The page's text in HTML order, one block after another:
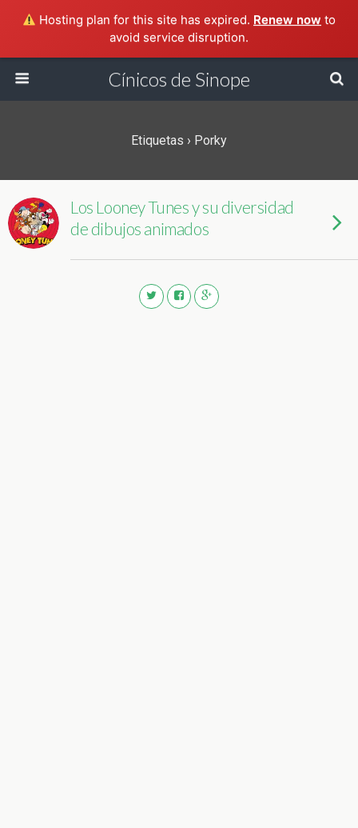
Hosting plan for this site has expired. Renew now to
avoid service disruption.
Cínicos de Sinope
Etiquetas › Porky
Los Looney Tunes y su diversidad
de dibujos animados